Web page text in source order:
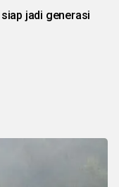
jadi generasi